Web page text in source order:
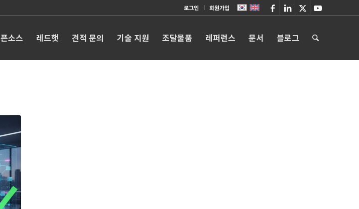
로그인 회원가입
소스 레드햇 견적 문의 기술 지원 조달물품 레퍼런스 문서 블로그